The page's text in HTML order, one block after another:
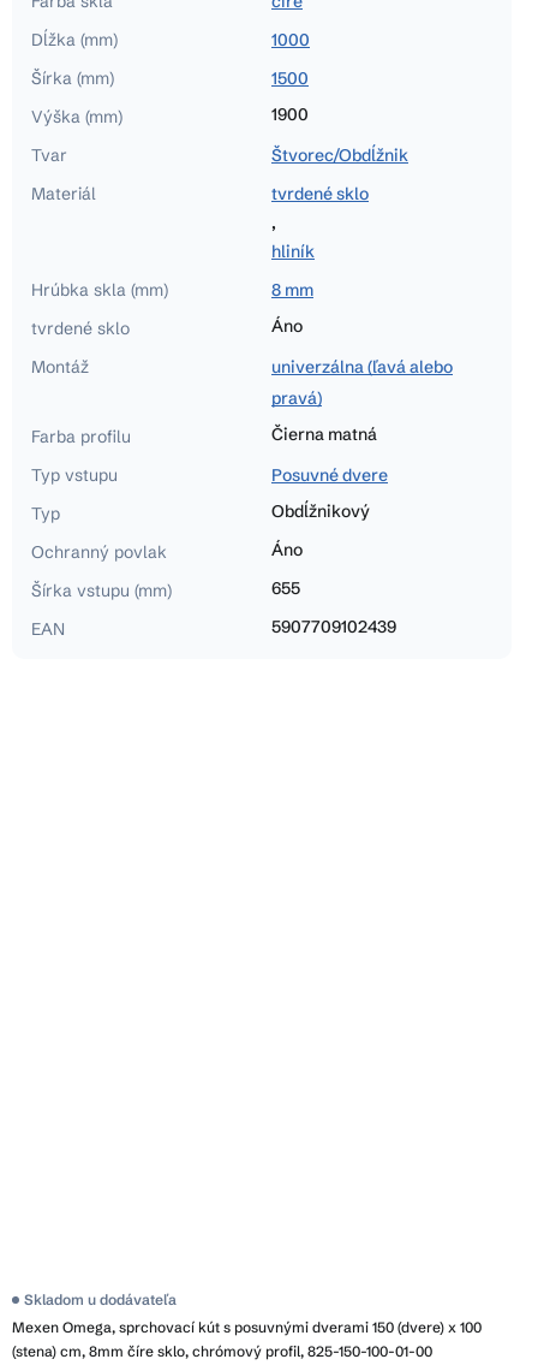
Dĺžka (mm)
1000
Šírka (mm)
1500
Výška (mm)
1900
Tvar
Štvorec/Obdĺžnik
Materiál
tvrdené sklo
,
hliník
Hrúbka skla (mm)
8 mm
tvrdené sklo
Áno
Montáž
univerzálna (ľavá alebo
pravá)
Farba profilu
Čierna matná
Typ vstupu
Posuvné dvere
Typ
Obdĺžnikový
Ochranný povlak
Áno
Šírka vstupu (mm)
655
EAN
5907709102439
Mexen Omega, sprchovací kút s posuvnými dverami 150 (dvere) x 100
(stena) cm, 8mm číre sklo, chrómový profil, 825-150-100-01-00
Skladom u dodávateľa